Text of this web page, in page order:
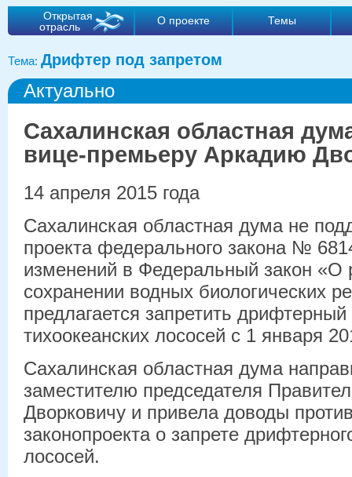
Открытая
отрасль
О проекте Темы
Тема: Дрифтер под запретом
Актуально
Сахалинская областная
вице-премьеру Аркадию
14 апреля 2015 года
Сахалинская областная дума не
проекта федерального закона №
изменений в Федеральный закон «О
сохранении водных биологических
предлагается запретить
тихоокеанских лососей с 1 января
Сахалинская областная дума
заместителю председателя
Дворковичу и привела доводы
законопроекта о запрете
лососей.